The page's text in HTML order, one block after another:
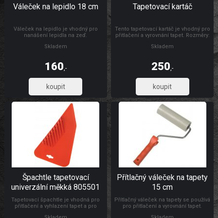
Váleček na lepidlo 18 cm
Váleček na lepidlo je vhodný pro
nanášení lepidla na zeď.
Skladem
160,-
132,23
Tapetovací kartáč
Tento tapetovací kartáč je vhodný pro
přitlačení a vyrovnání tapet. Rozměry:
Skladem
250,-
206,61
Špachtle tapetovací
univerzální měkká 805501
Tapetovací špachtle je vhodná pro
přitlačení a vyhlazení tapet a pro
Přítlačný váleček na tapety
15 cm
Přítlačný váleček na tapety se používá
pro přitlačení a vyrovnání tapet.